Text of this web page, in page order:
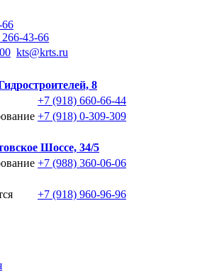
66
43-66
kts@krts.ru
8
+7 (918) 660-66-44
+7 (918) 0-309-309
Шоссе, 34/5
+7 (988) 360-06-06
+7 (918) 960-96-96